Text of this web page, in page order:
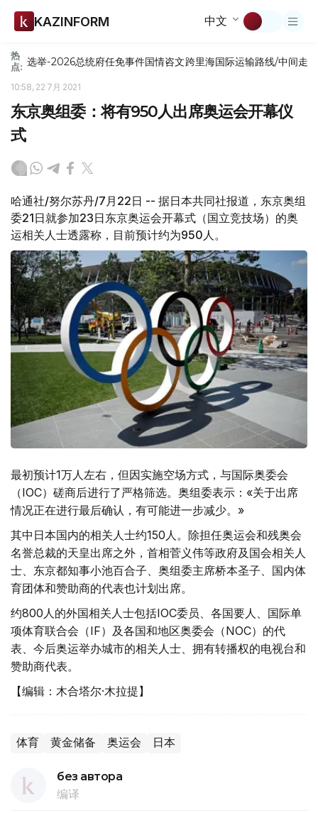
KAZINFORM 中文
热
点: 选举-2026总统府任免事件国情咨文跨里海国际运输路线/中间走廊
10:58, 22 7月 2021
东京奥组委：将有950人出席奥运会开幕仪
式
哈通社/努尔苏丹/7月22日 -- 据日本共同社报道，东京奥组
委21日就参加23日东京奥运会开幕式（国立竞技场）的奥
运相关人士透露称，目前预计约为950人。
最初预计1万人左右，但因实施空场方式，与国际奥委会
（IOC）磋商后进行了严格筛选。奥组委表示：«关于出席
情况正在进行最后确认，有可能进一步减少。»
其中日本国内的相关人士约150人。除担任奥运会和残奥会
名誉总裁的天皇出席之外，首相菅义伟等政府及国会相关人
士、东京都知事小池百合子、奥组委主席桥本圣子、国内体
育团体和赞助商的代表也计划出席。
约800人的外国相关人士包括IOC委员、各国要人、国际单
项体育联合会（IF）及各国和地区奥委会（NOC）的代
表、今后奥运举办城市的相关人士、拥有转播权的电视台和
赞助商代表。
【编辑：木合塔尔·木拉提】
体育 黄金储备 奥运会 日本
без автора
编译